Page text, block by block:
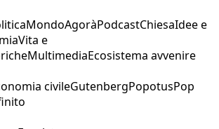
MondoAgoràPodcastChiesaIdee e
Vita e
MultimediaEcosistema avvenire
civileGutenbergPopotusPop